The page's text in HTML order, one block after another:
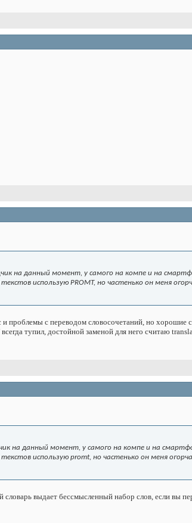
на данный момент, у самого на компе и на
использую PROMT, но частенько он меня
проблемы с переводом словосочетаний, но
тупил, достойной заменой для него считаю
на данный момент, у самого на компе и на
использую promt, но частенько он меня
выдает бессмысленный набор слов, если вы